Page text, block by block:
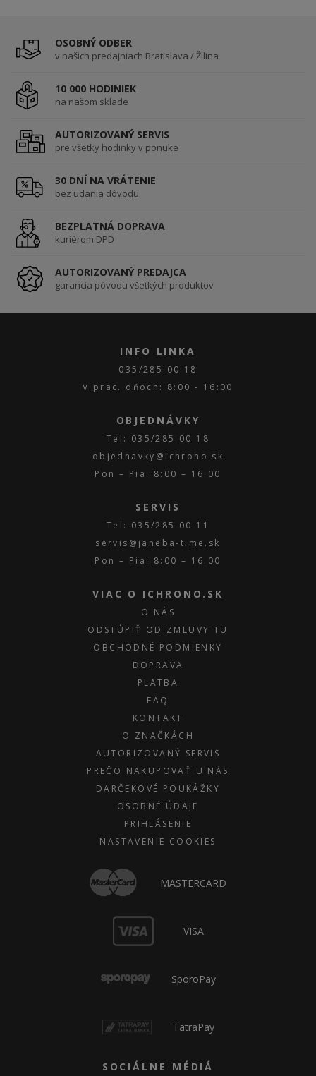
OSOBNÝ ODBER
v našich predajniach Bratislava / Žilina
10 000 HODINIEK
na našom sklade
AUTORIZOVANÝ SERVIS
pre všetky hodinky v ponuke
30 DNÍ NA VRÁTENIE
bez udania dôvodu
BEZPLATNÁ DOPRAVA
kuriérom DPD
AUTORIZOVANÝ PREDAJCA
garancia pôvodu všetkých produktov
INFO LINKA
035/285 00 18
V prac. dňoch: 8:00 - 16:00
OBJEDNÁVKY
Tel: 035/285 00 18
objednavky@ichrono.sk
Pon – Pia: 8:00 – 16.00
SERVIS
Tel: 035/285 00 11
servis@janeba-time.sk
Pon – Pia: 8:00 – 16.00
VIAC O ICHRONO.SK
O NÁS
ODSTÚPIŤ OD ZMLUVY TU
OBCHODNÉ PODMIENKY
DOPRAVA
PLATBA
FAQ
KONTAKT
O ZNAČKÁCH
AUTORIZOVANÝ SERVIS
PREČO NAKUPOVAŤ U NÁS
DARČEKOVÉ POUKÁŽKY
OSOBNÉ ÚDAJE
PRIHLÁSENIE
NASTAVENIE COOKIES
MASTERCARD
VISA
SporoPay
TatraPay
SOCIÁLNE MÉDIÁ